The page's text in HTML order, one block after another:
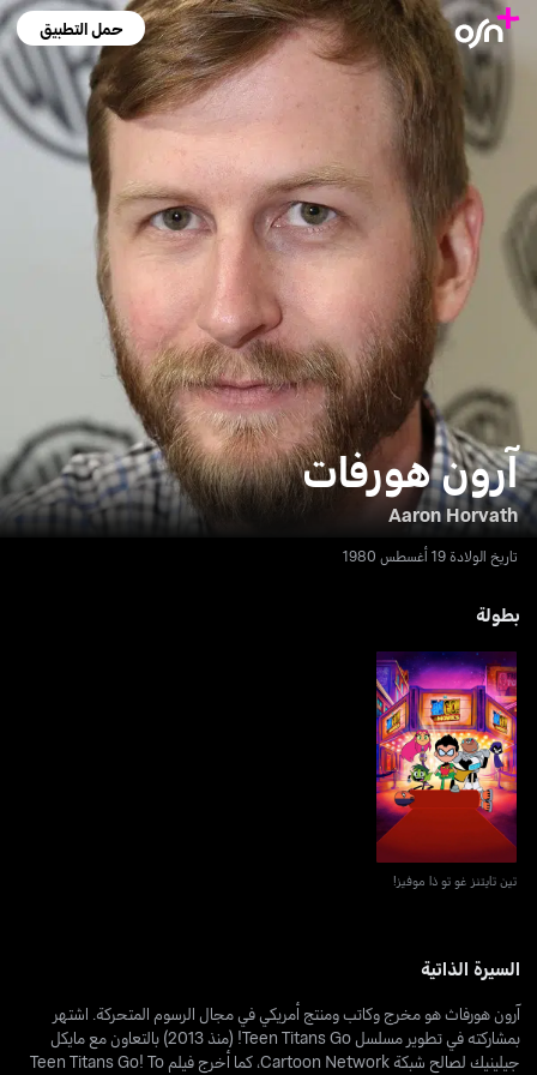
حمل التطبيق
آرون هورفات
Aaron Horvath
تاريخ الولادة 19 أغسطس 1980
بطولة
تين تايتنز غو تو ذا موفيز!
تين تايتنز غو تو ذا موفيز!
السيرة الذاتية
آرون هورفاث هو مخرج وكاتب ومنتج أمريكي في مجال الرسوم المتحركة. اشتهر
بمشاركته في تطوير مسلسل Teen Titans Go! (منذ 2013) بالتعاون مع مايكل
جيلينيك لصالح شبكة Cartoon Network، كما أخرج فيلم Teen Titans Go! To